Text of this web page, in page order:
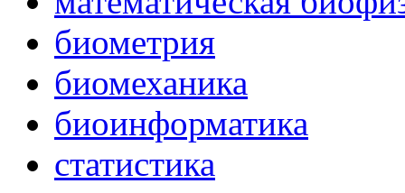
биометрия
биомеханика
биоинформатика
статистика